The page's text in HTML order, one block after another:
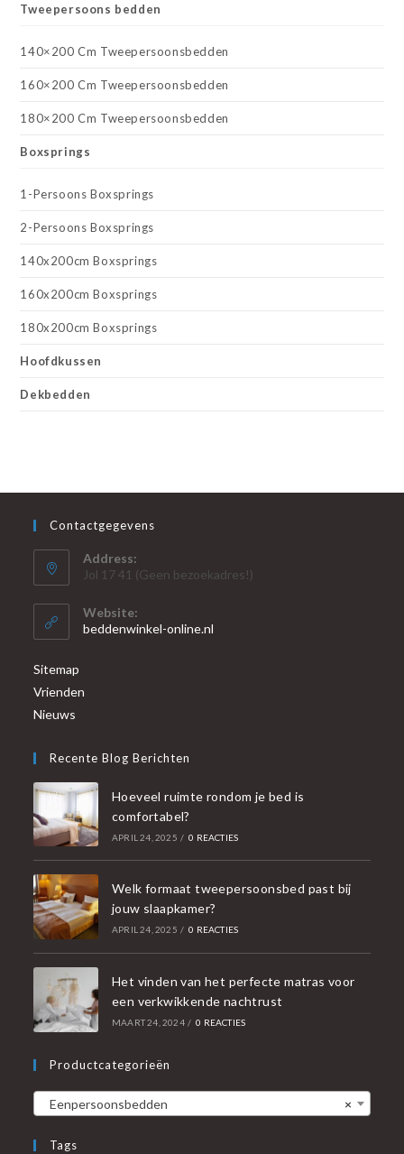
Tweepersoons bedden
140×200 Cm Tweepersoonsbedden
160×200 Cm Tweepersoonsbedden
180×200 Cm Tweepersoonsbedden
Boxsprings
1-Persoons Boxsprings
2-Persoons Boxsprings
140x200cm Boxsprings
160x200cm Boxsprings
180x200cm Boxsprings
Hoofdkussen
Dekbedden
Contactgegevens
Address:
Jol 17 41 (Geen bezoekadres!)
Website:
beddenwinkel-online.nl
Sitemap
Vrienden
Nieuws
Recente Blog Berichten
Hoeveel ruimte rondom je bed is
comfortabel?
APRIL 24, 2025 / 0 REACTIES
Welk formaat tweepersoonsbed past bij
jouw slaapkamer?
APRIL 24, 2025 / 0 REACTIES
Het vinden van het perfecte matras voor
een verkwikkende nachtrust
MAART 24, 2024 / 0 REACTIES
Productcategorieën
×
Eenpersoonsbedden
Tags